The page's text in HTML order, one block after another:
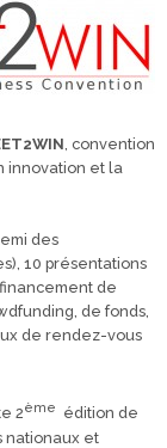
2WIN, convention
innovation et la
des
10 présentations
de
de fonds,
de rendez-vous
2ème
édition de
nationaux et